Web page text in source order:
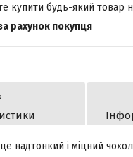
купити будь-який товар
рахунок покупця
надтонкий і міцний